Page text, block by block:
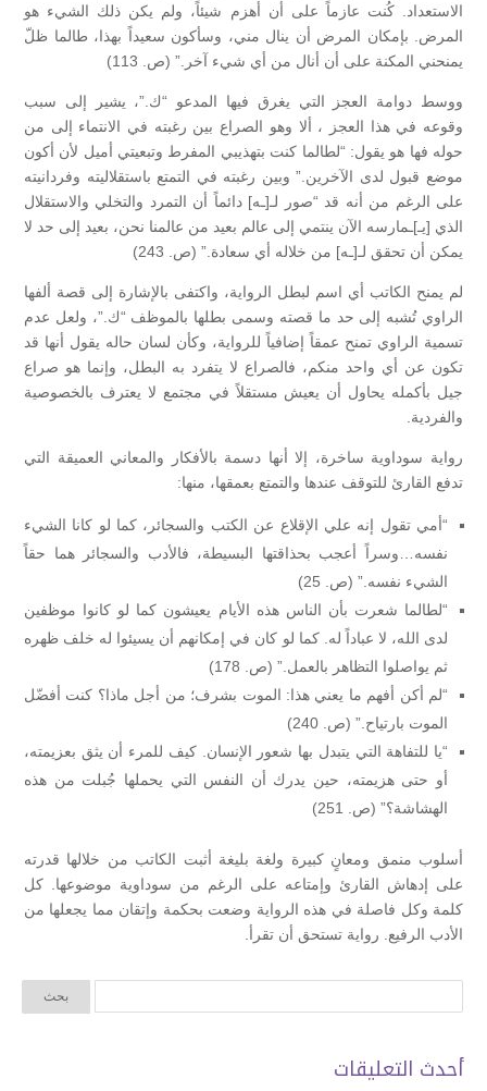
الاستعداد. كُنت عازماً على أن أهزم شيئاً، ولم يكن ذلك الشيء هو
المرض. بإمكان المرض أن ينال مني، وسأكون سعيداً بهذا، طالما ظلّ
يمنحني المكنة على أن أنال من أي شيء آخر.” (ص. 113)
ووسط دوامة العجز التي يغرق فيها المدعو “ك.”، يشير إلى سبب
وقوعه في هذا العجز ، ألا وهو الصراع بين رغبته في الانتماء إلى من
حوله فها هو يقول: “لطالما كنت بتهذيبي المفرط وتبعيتي أميل لأن أكون
موضع قبول لدى الآخرين.” وبين رغبته في التمتع باستقلاليته وفردانيته
على الرغم من أنه قد “صور لـ[ـه] دائماً أن التمرد والتخلي والاستقلال
الذي [يـ]ـمارسه الآن ينتمي إلى عالم بعيد من عالمنا نحن، بعيد إلى حد لا
يمكن أن تحقق لـ[ـه] من خلاله أي سعادة.” (ص. 243)
لم يمنح الكاتب أي اسم لبطل الرواية، واكتفى بالإشارة إلى قصة ألفها
الراوي تُشبه إلى حد ما قصته وسمى بطلها بالموظف “ك.”، ولعل عدم
تسمية الراوي تمنح عمقاً إضافياً للرواية، وكأن لسان حاله يقول أنها قد
تكون عن أي واحد منكم، فالصراع لا يتفرد به البطل، وإنما هو صراع
جيل بأكمله يحاول أن يعيش مستقلاً في مجتمع لا يعترف بالخصوصية
والفردية.
رواية سوداوية ساخرة، إلا أنها دسمة بالأفكار والمعاني العميقة التي
تدفع القارئ للتوقف عندها والتمتع بعمقها، منها:
“أمي تقول إنه علي الإقلاع عن الكتب والسجائر، كما لو كانا الشيء
نفسه…وسراً أعجب بحذاقتها البسيطة، فالأدب والسجائر هما حقاً
الشيء نفسه.” (ص. 25)
“لطالما شعرت بأن الناس هذه الأيام يعيشون كما لو كانوا موظفين
لدى الله، لا عباداً له. كما لو كان في إمكانهم أن يسيئوا له خلف ظهره
ثم يواصلوا التظاهر بالعمل.” (ص. 178)
“لم أكن أفهم ما يعني هذا: الموت بشرف؛ من أجل ماذا؟ كنت أفضّل
الموت بارتياح.” (ص. 240)
“يا للتفاهة التي يتبدل بها شعور الإنسان. كيف للمرء أن يثق بعزيمته،
أو حتى هزيمته، حين يدرك أن النفس التي يحملها جُبلت من هذه
الهشاشة؟” (ص. 251)
أسلوب منمق ومعانٍ كبيرة ولغة بليغة أثبت الكاتب من خلالها قدرته
على إدهاش القارئ وإمتاعه على الرغم من سوداوية موضوعها. كل
كلمة وكل فاصلة في هذه الرواية وضعت بحكمة وإتقان مما يجعلها من
الأدب الرفيع. رواية تستحق أن تقرأ.
أحدث التعليقات